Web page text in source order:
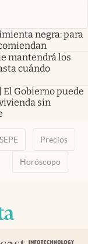
negra: para
mantendrá los
cuándo
El Gobierno puede
sin
SEPE Precios
Horóscopo
pestañapestaña
nueva pestaña
en nueva pestaña